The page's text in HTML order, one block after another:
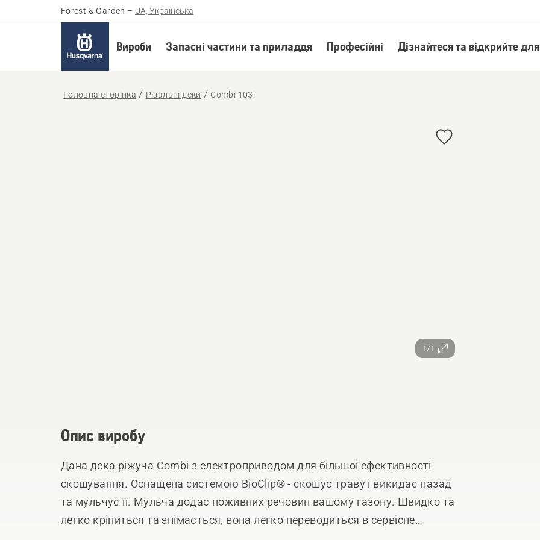
Forest & Garden – UA, Українська
Вироби Запасні частини та приладдя Професійні Дізнайтеся та відкрийте
Головна сторінка Різальні деки Сombi 103і
1/1
Опис виробу
Дана дека ріжуча Combi з електроприводом для більшої ефективності
скошування. Оснащена системою BioClip® - скошує траву і викидає назад
та мульчує її. Мульча додає поживних речовин вашому газону. Швидко та
легко кріпиться та знімається, вона легко переводиться в сервісне